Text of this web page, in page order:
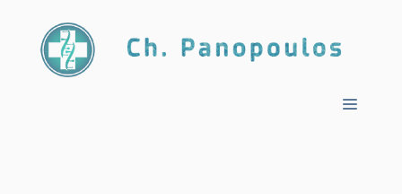
περιεχόμενο